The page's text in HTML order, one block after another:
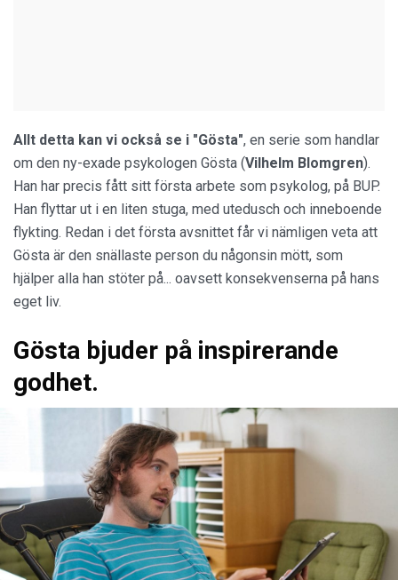
Allt detta kan vi också se i "Gösta", en serie som handlar
om den ny-exade psykologen Gösta (Vilhelm Blomgren).
Han har precis fått sitt första arbete som psykolog, på BUP.
Han flyttar ut i en liten stuga, med utedusch och inneboende
flykting. Redan i det första avsnittet får vi nämligen veta att
Gösta är den snällaste person du någonsin mött, som
hjälper alla han stöter på... oavsett konsekvenserna på hans
eget liv.
Gösta bjuder på inspirerande
godhet.